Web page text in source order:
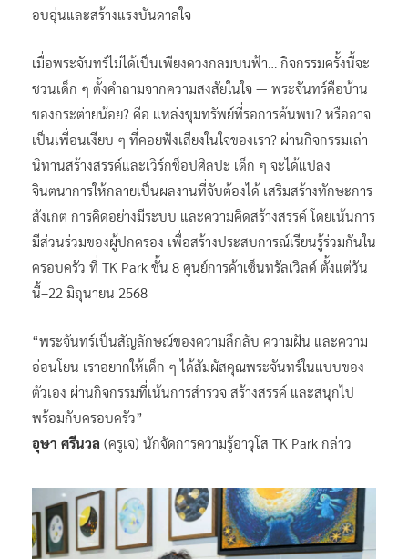
อบอุ่นและสร้างแรงบันดาลใจ
เมื่อพระจันทร์ไม่ได้เป็นเพียงดวงกลมบนฟ้า… กิจกรรมครั้งนี้จะ
ชวนเด็ก ๆ ตั้งคำถามจากความสงสัยในใจ — พระจันทร์คือบ้าน
ของกระต่ายน้อย? คือ แหล่งขุมทรัพย์ที่รอการค้นพบ? หรืออาจ
เป็นเพื่อนเงียบ ๆ ที่คอยฟังเสียงในใจของเรา? ผ่านกิจกรรมเล่า
นิทานสร้างสรรค์และเวิร์กช็อปศิลปะ เด็ก ๆ จะได้แปลง
จินตนาการให้กลายเป็นผลงานที่จับต้องได้ เสริมสร้างทักษะการ
สังเกต การคิดอย่างมีระบบ และความคิดสร้างสรรค์ โดยเน้นการ
มีส่วนร่วมของผู้ปกครอง เพื่อสร้างประสบการณ์เรียนรู้ร่วมกันใน
ครอบครัว ที่ TK Park ชั้น 8 ศูนย์การค้าเซ็นทรัลเวิลด์ ตั้งแต่วัน
นี้–22 มิถุนายน 2568
“พระจันทร์เป็นสัญลักษณ์ของความลึกลับ ความฝัน และความ
อ่อนโยน เราอยากให้เด็ก ๆ ได้สัมผัสคุณพระจันทร์ในแบบของ
ตัวเอง ผ่านกิจกรรมที่เน้นการสำรวจ สร้างสรรค์ และสนุกไป
พร้อมกับครอบครัว”
อุษา ศรีนวล (ครูเจ) นักจัดการความรู้อาวุโส TK Park กล่าว